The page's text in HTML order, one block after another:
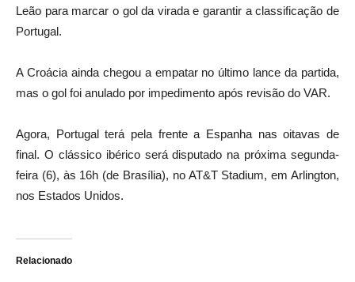
Leão para marcar o gol da virada e garantir a classificação de
Portugal.
A Croácia ainda chegou a empatar no último lance da partida,
mas o gol foi anulado por impedimento após revisão do VAR.
Agora, Portugal terá pela frente a Espanha nas oitavas de
final. O clássico ibérico será disputado na próxima segunda-
feira (6), às 16h (de Brasília), no AT&T Stadium, em Arlington,
nos Estados Unidos.
Relacionado